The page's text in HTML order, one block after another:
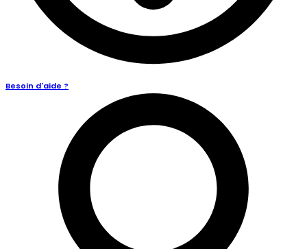
Besoin d'aide ?